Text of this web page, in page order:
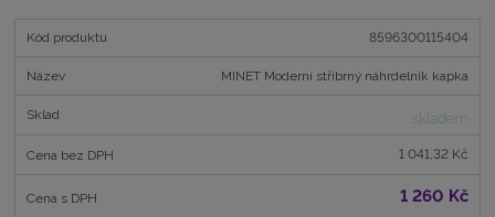
8596300115404
MINET Moderní stříbrný náhrdelník kapka
skladem
1 041,32 Kč
1 260 Kč